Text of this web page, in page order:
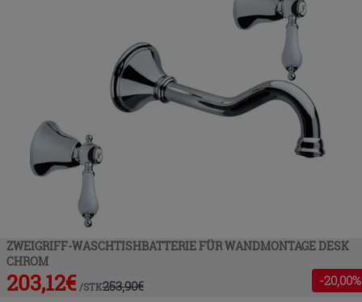
ZWEIGRIFF-WASCHTISHBATTERIE FÜR WANDMONTAGE DESK
CHROM
203,12€ /STK253,90€ -20,00%